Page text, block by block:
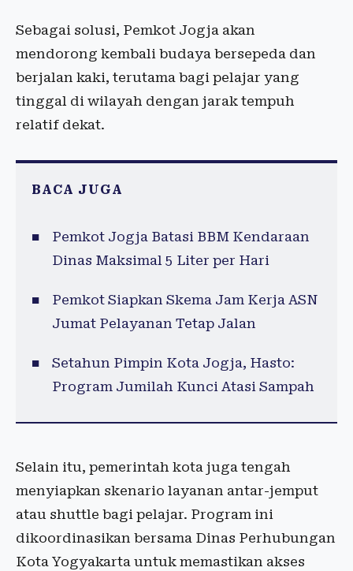
Sebagai solusi, Pemkot Jogja akan
mendorong kembali budaya bersepeda dan
berjalan kaki, terutama bagi pelajar yang
tinggal di wilayah dengan jarak tempuh
relatif dekat.
BACA JUGA
Pemkot Jogja Batasi BBM Kendaraan
Dinas Maksimal 5 Liter per Hari
Pemkot Siapkan Skema Jam Kerja ASN
Jumat Pelayanan Tetap Jalan
Setahun Pimpin Kota Jogja, Hasto:
Program Jumilah Kunci Atasi Sampah
Selain itu, pemerintah kota juga tengah
menyiapkan skenario layanan antar-jemput
atau shuttle bagi pelajar. Program ini
dikoordinasikan bersama Dinas Perhubungan
Kota Yogyakarta untuk memastikan akses